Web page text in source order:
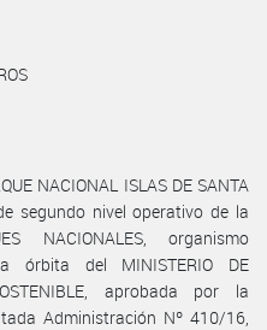
NACIONAL ISLAS DE SANTA
segundo nivel operativo de la
NACIONALES, organismo
órbita del MINISTERIO DE
aprobada por la
Administración Nº 410/16,